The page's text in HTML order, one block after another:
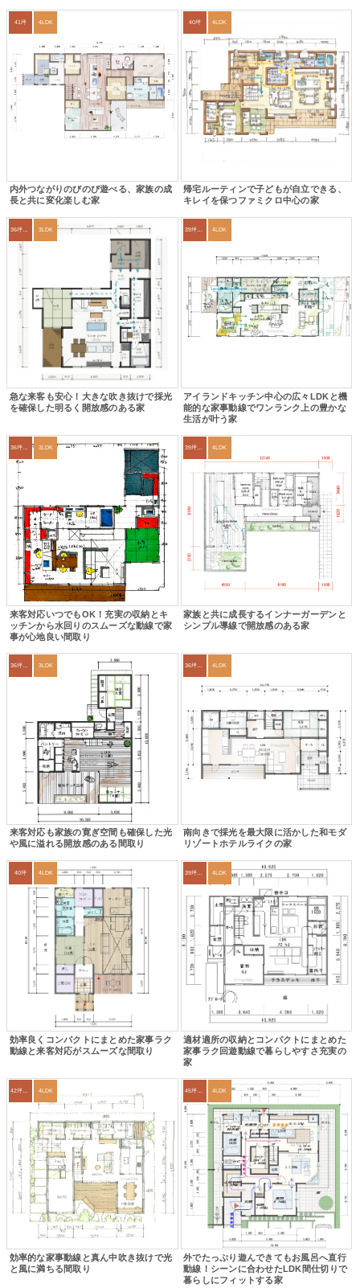
41坪 4LDK
内外つながりのびのび遊べる、家族の成
長と共に変化楽しむ家
40坪 4LDK
帰宅ルーティンで子どもが自立できる、
キレイを保つファミクロ中心の家
3LDK
急な来客も安心！大きな吹き抜けで採光
を確保した明るく開放感のある家
39坪～42坪 4LDK
アイランドキッチン中心の広々LDKと機
能的な家事動線でワンランク上の豊かな
生活が叶う家
3LDK
来客対応いつでもOK！充実の収納とキ
ッチンから水回りのスムーズな動線で家
事が心地良い間取り
39坪～42坪 4LDK
家族と共に成長するインナーガーデンと
シンプル導線で開放感のある家
3LDK
来客対応も家族の寛ぎ空間も確保した光
や風に溢れる開放感のある間取り
36坪～39坪 4LDK
南向きで採光を最大限に活かした和モダ
リゾートホテルライクの家
40坪 4LDK
効率良くコンパクトにまとめた家事ラク
動線と来客対応がスムーズな間取り
39坪～42坪 4LDK
適材適所の収納とコンパクトにまとめた
家事ラク回遊動線で暮らしやすさ充実の
家
4LDK
効率的な家事動線と真ん中吹き抜けで光
と風に満ちる間取り
45坪～49坪 4LDK
外でたっぷり遊んできてもお風呂へ直行
動線！シーンに合わせたLDK間仕切りで
暮らしにフィットする家